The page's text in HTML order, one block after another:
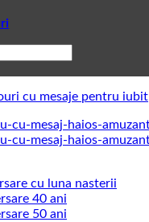
cu mesaje pentru iubit
cu luna nasterii
40 ani
50 ani